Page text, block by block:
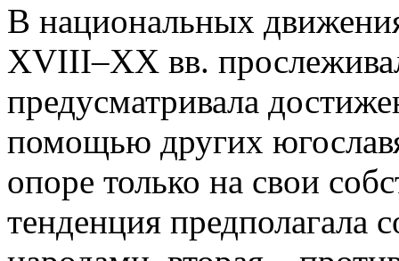
В национальных
XVIII–XX вв.
предусматривала
помощью других
опоре только на свои
тенденция предполагала